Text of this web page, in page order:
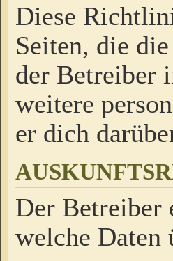
Diese
Seiten, die
der Betreiber
weitere
er dich
Der
welche Daten